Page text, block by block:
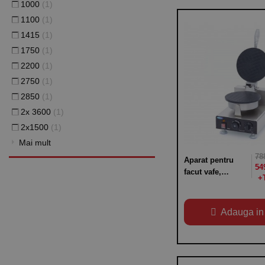
Aparat pentru
facut vafe,
termostat
variabil 50-300°C
Adauga
1000 (1)
1100 (1)
1415 (1)
1750 (1)
2200 (1)
2750 (1)
2850 (1)
2x 3600 (1)
2x1500 (1)
Mai mult